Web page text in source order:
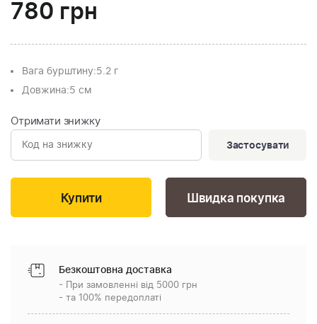
780 грн
Вага бурштину:5.2 г
Довжина:5 см
Отримати знижку
Застосувати
Швидка покупка
Безкоштовна доставка
- При замовленні від 5000 грн
- та 100% передоплаті